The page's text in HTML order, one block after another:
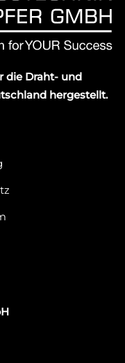
die Draht- und
hergestellt.